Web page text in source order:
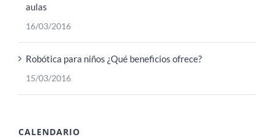
aulas
16/03/2016
Robótica para niños ¿Qué beneficios ofrece?
15/03/2016
CALENDARIO